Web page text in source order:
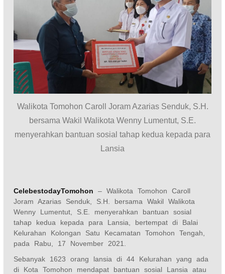
Walikota Tomohon Caroll Joram Azarias Senduk, S.H.
bersama Wakil Walikota Wenny Lumentut, S.E.
menyerahkan bantuan sosial tahap kedua kepada para
Lansia
CelebestodayTomohon – Walikota Tomohon Caroll
Joram Azarias Senduk, S.H. bersama Wakil Walikota
Wenny Lumentut, S.E. menyerahkan bantuan sosial
tahap kedua kepada para Lansia, bertempat di Balai
Kelurahan Kolongan Satu Kecamatan Tomohon Tengah,
pada Rabu, 17 November 2021.
Sebanyak 1623 orang lansia di 44 Kelurahan yang ada
di Kota Tomohon mendapat bantuan sosial Lansia atau